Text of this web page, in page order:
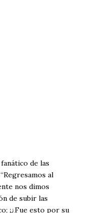
de las
al
nos dimos
de subir las
¡¿Fue esto por su